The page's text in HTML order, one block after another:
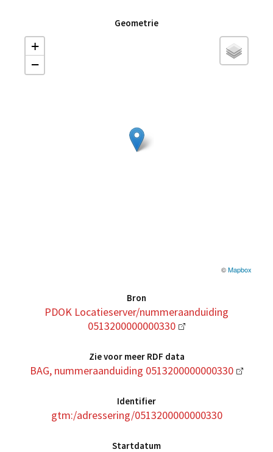
Geometrie
+
−
©Mapbox
Bron
PDOK Locatieserver/nummeraanduiding
0513200000000330
Zie voor meer RDF data
BAG, nummeraanduiding 0513200000000330
Identifier
gtm:/adressering/0513200000000330
Startdatum